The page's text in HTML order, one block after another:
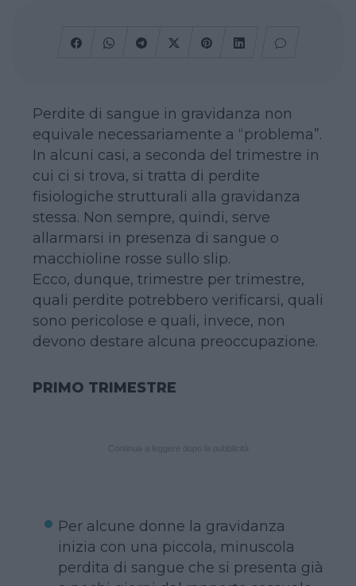
Perdite di sangue in gravidanza non
equivale necessariamente a “problema”.
In alcuni casi, a seconda del trimestre in
cui ci si trova, si tratta di perdite
fisiologiche strutturali alla gravidanza
stessa. Non sempre, quindi, serve
allarmarsi in presenza di sangue o
macchioline rosse sullo slip.
Ecco, dunque, trimestre per trimestre,
quali perdite potrebbero verificarsi, quali
sono pericolose e quali, invece, non
devono destare alcuna preoccupazione.
PRIMO TRIMESTRE
Per alcune donne la gravidanza
inizia con una piccola, minuscola
perdita di sangue che si presenta già